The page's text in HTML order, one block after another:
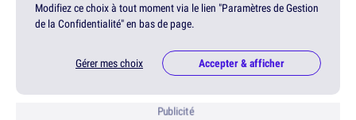
Modifiez ce choix à tout moment via le lien "Paramètres de Gestion
de la Confidentialité" en bas de page.
Gérer mes choix Accepter & afficher
Publicité